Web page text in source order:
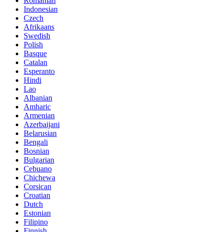
Indonesian
Czech
Afrikaans
Swedish
Polish
Basque
Catalan
Esperanto
Hindi
Lao
Albanian
Amharic
Armenian
Azerbaijani
Belarusian
Bengali
Bosnian
Bulgarian
Cebuano
Chichewa
Corsican
Croatian
Dutch
Estonian
Filipino